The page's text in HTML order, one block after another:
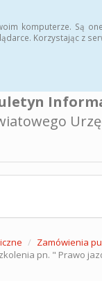
komputerze. Są
Korzystając z
Zamówienia
pn. " Prawo